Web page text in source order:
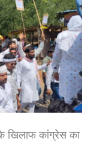
खिलाफ कांग्रेस का